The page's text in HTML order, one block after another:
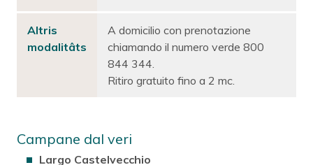
Altris
modalitâts
A domicilio con prenotazione
chiamando il numero verde 800
844 344.
Ritiro gratuito fino a 2 mc.
Campane dal veri
Largo Castelvecchio